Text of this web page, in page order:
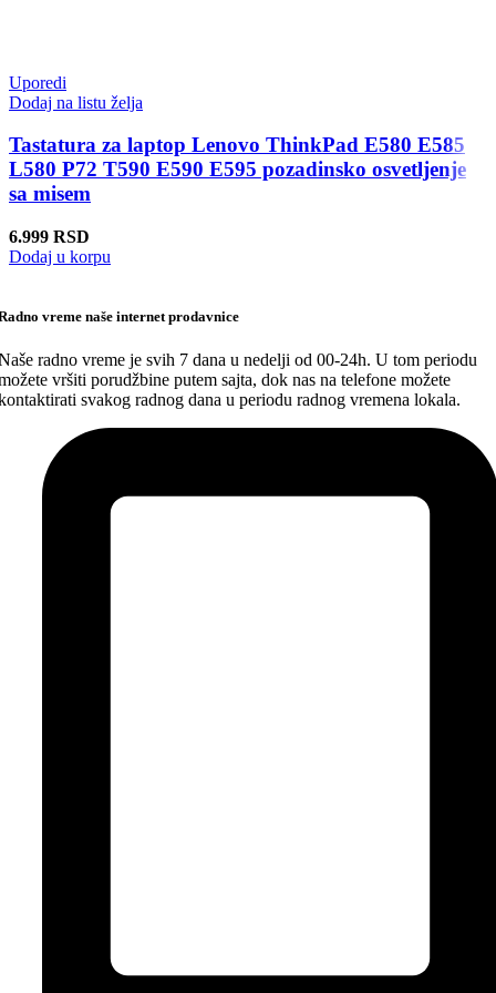
Uporedi
Dodaj na listu želja
Tastatura za laptop Lenovo ThinkPad E580 E585
L580 P72 T590 E590 E595 pozadinsko osvetljenje
sa misem
6.999 RSD
Dodaj u korpu
vreme naše internet prodavnice
radno vreme je svih 7 dana u nedelji od 00-24h. U tom periodu
vršiti porudžbine putem sajta, dok nas na telefone možete
svakog radnog dana u periodu radnog vremena lokala.